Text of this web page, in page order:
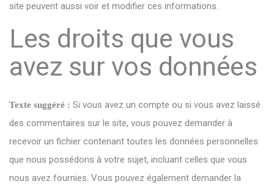
site peuvent aussi voir et modifier ces informations.
Les droits que vous
avez sur vos données
Texte suggéré : Si vous avez un compte ou si vous avez laissé
des commentaires sur le site, vous pouvez demander à
recevoir un fichier contenant toutes les données personnelles
que nous possédons à votre sujet, incluant celles que vous
nous avez fournies. Vous pouvez également demander la